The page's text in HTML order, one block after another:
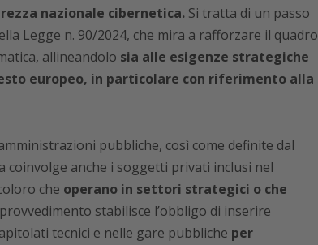
nazionale cibernetica.Si tratta di un passo
Legge n. 90/2024, che mira a rafforzare il quadro
allineandolo sia alle esigenze strategiche
europeo, in particolare con riferimento alla
pubbliche, così come definite dal
coinvolge anche i soggetti privati inclusi nel
che operano in settori strategici o che
stabilisce l’obbligo di inserire
tecnici e nelle gare pubbliche per